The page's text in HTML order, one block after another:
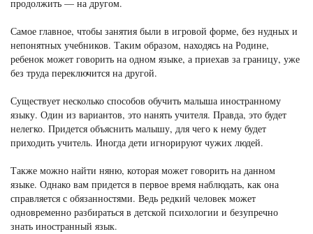
продолжить — на другом.
Самое главное, чтобы занятия были в игровой форме, без нудных и
непонятных учебников. Таким образом, находясь на Родине,
ребенок может говорить на одном языке, а приехав за границу, уже
без труда переключится на другой.
Существует несколько способов обучить малыша иностранному
языку. Один из вариантов, это нанять учителя. Правда, это будет
нелегко. Придется объяснить малышу, для чего к нему будет
приходить учитель. Иногда дети игнорируют чужих людей.
Также можно найти няню, которая может говорить на данном
языке. Однако вам придется в первое время наблюдать, как она
справляется с обязанностями. Ведь редкий человек может
одновременно разбираться в детской психологии и безупречно
знать иностранный язык.